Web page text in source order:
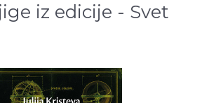
iz edicije - Svet